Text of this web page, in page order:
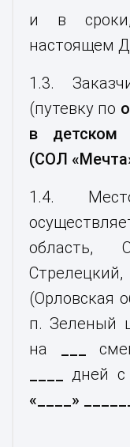
и в
настоящем
1.3.
(путевку по
в детском
(СОЛ
1.4.
область,
(Орловская
п. Зеленый
на
___
дней с
«____»